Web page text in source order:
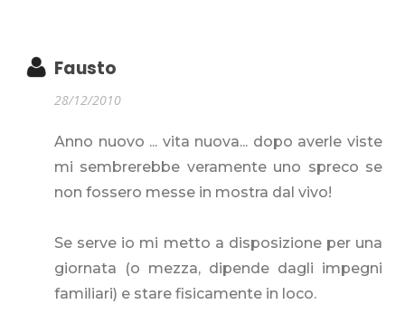
Fausto
28/12/2010
Anno nuovo ... vita nuova... dopo averle viste
mi sembrerebbe veramente uno spreco se
non fossero messe in mostra dal vivo!
Se serve io mi metto a disposizione per una
giornata (o mezza, dipende dagli impegni
familiari) e stare fisicamente in loco.